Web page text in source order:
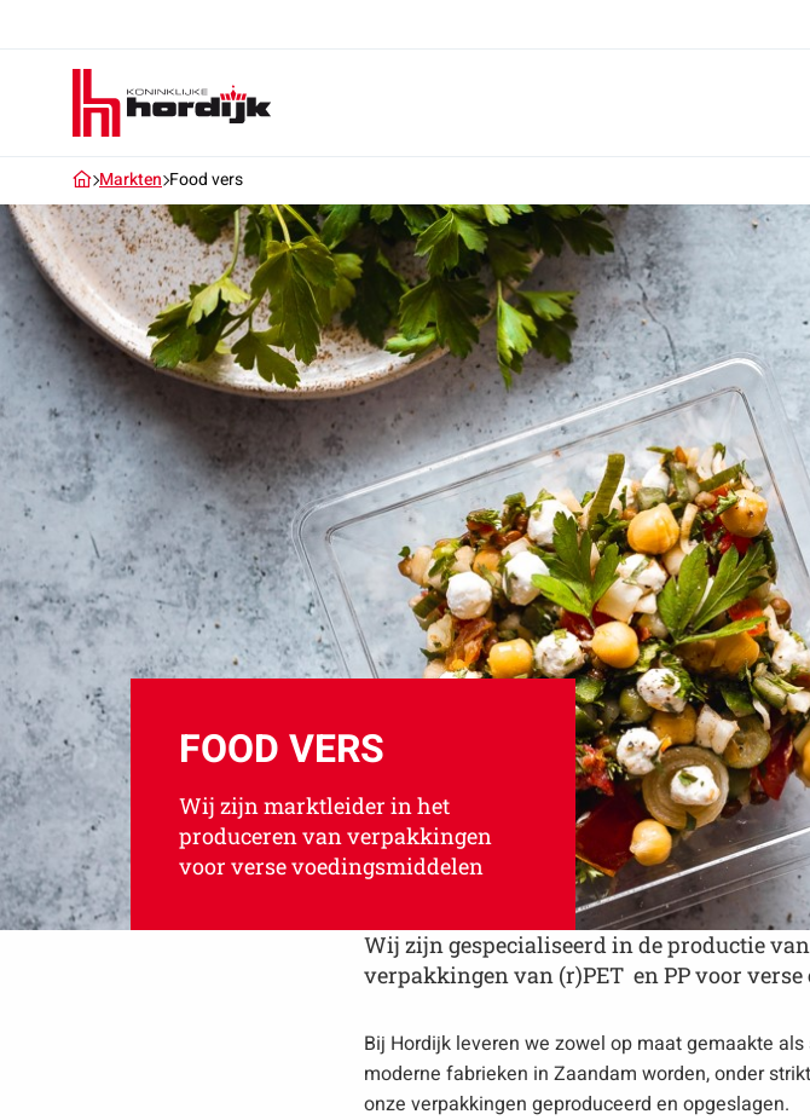
Koninklijke
Hordijk
Markten Food vers
FOOD VERS
Wij zijn marktleider in het
produceren van verpakkingen
voor verse voedingsmiddelen
Wij zijn gespecialiseerd in de productie
verpakkingen van (r)PET en PP voor
Bij Hordijk leveren we zowel op maat gemaakte
moderne fabrieken in Zaandam worden, onder
onze verpakkingen geproduceerd en opgeslagen.